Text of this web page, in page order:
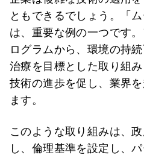
ともできるでしょう。「
は、重要な例の一つです
ログラムから、環境の持
治療を目標とした取り組
技術の進歩を促し、業界
ます。
このような取り組みは、
し、倫理基準を設定し、